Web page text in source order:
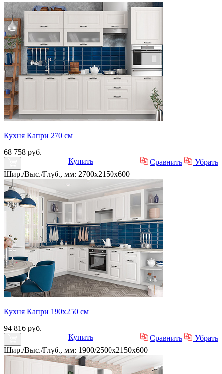
Кухня Капри 270 см
68 758 руб.
Купить
Сравнить
Убрать
Шир./Выс./Глуб., мм: 2700x2150x600
Кухня Капри 190х250 см
94 816 руб.
Купить
Сравнить
Убрать
Шир./Выс./Глуб., мм: 1900/2500x2150x600